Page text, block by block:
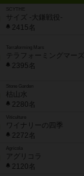
SCYTHE
サイズ -大鎌戦役-
2415名
Terraforming Mars
テラフォーミングマーズ
2395名
Stone Garden
枯山水
2280名
Viticulture
ワイナリーの四季
2272名
Agricola
アグリコラ
2120名